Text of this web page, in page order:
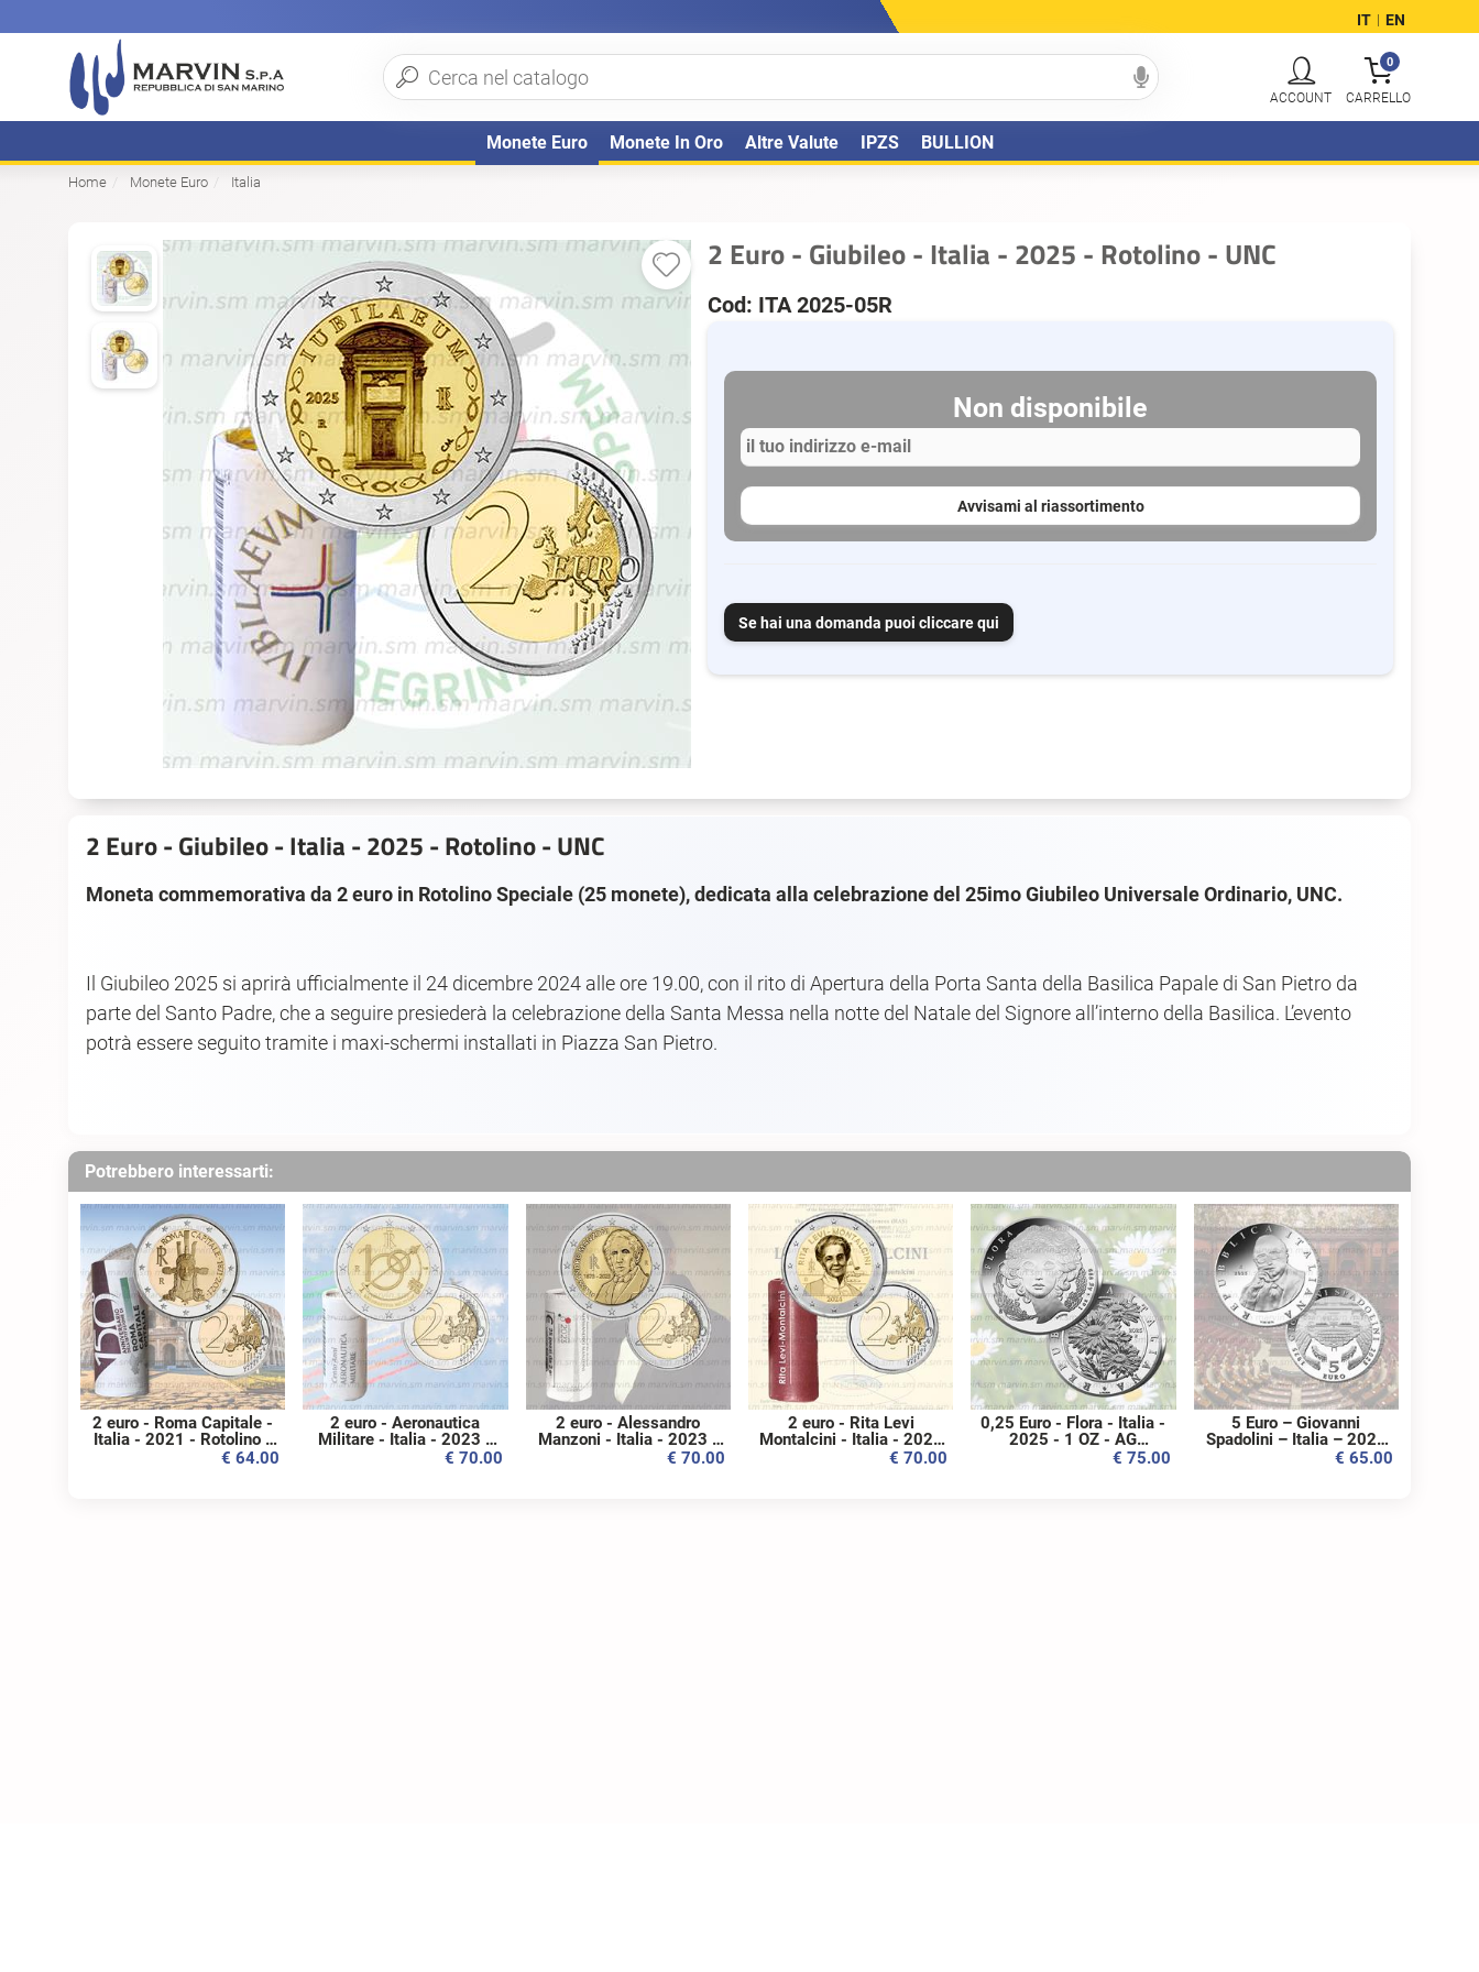
IT | EN
Monete Euro Monete In Oro Altre Valute IPZS BULLION
0
Home Monete Euro Italia
2 Euro - Giubileo - Italia - 2025 - Rotolino - UNC
Cod: ITA 2025-05R
Non disponibile
Avvisami al riassortimento
Se hai una domanda puoi cliccare qui
2 Euro - Giubileo - Italia - 2025 - Rotolino - UNC
Moneta commemorativa da 2 euro in Rotolino Speciale (25 monete), dedicata alla celebrazione del 25imo Giubileo Universale Ordinario, UNC.
Il Giubileo 2025 si aprirà ufficialmente il 24 dicembre 2024 alle ore 19.00, con il rito di Apertura della Porta Santa della Basilica Papale di San Pietro da
parte del Santo Padre, che a seguire presiederà la celebrazione della Santa Messa nella notte del Natale del Signore all’interno della Basilica. L’evento
potrà essere seguito tramite i maxi-schermi installati in Piazza San Pietro.
Potrebbero interessarti:
2 euro - Roma Capitale -
Italia - 2021 - Rotolino -
€ 64.00
2 euro - Aeronautica
Militare - Italia - 2023 -
Rotolino - UNC€ 70.00
2 euro - Alessandro
Manzoni - Italia - 2023 -
Rotolino - UNC€ 70.00
2 euro - Rita Levi
Montalcini - Italia - 2024
- Rotolino - UNC€ 70.00
0,25 Euro - Flora - Italia -
2025 - 1 OZ - AG
€ 75.00
5 Euro – Giovanni
Spadolini – Italia – 2025
€ 65.00